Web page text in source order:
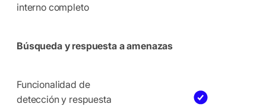
interno completo
Búsqueda y respuesta a amenazas
Funcionalidad de
detección y respuesta